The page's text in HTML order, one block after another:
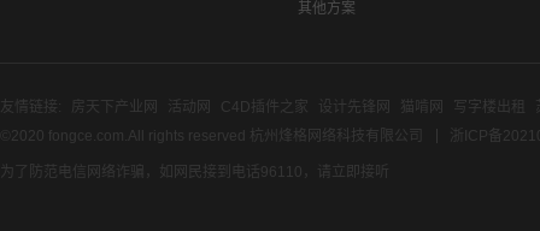
其他方案
友情链接: 房天下产业网 活动网 C4D插件之家 设计先锋网 猫啃网 写字楼出租
©2020 fongce.com.All rights reserved 杭州烽格网络科技有限公司
浙ICP备
为了防范电信网络诈骗，如网民接到电话96110，请立即接听